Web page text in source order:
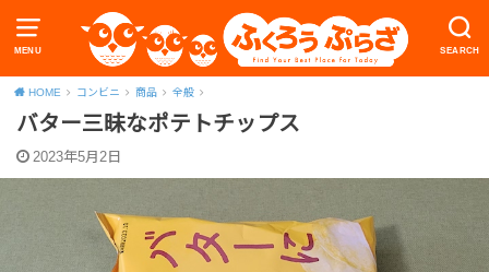
MENU SEARCH
HOME コンビニ 商品 全般
バター三昧なポテトチップス
2023年5月2日